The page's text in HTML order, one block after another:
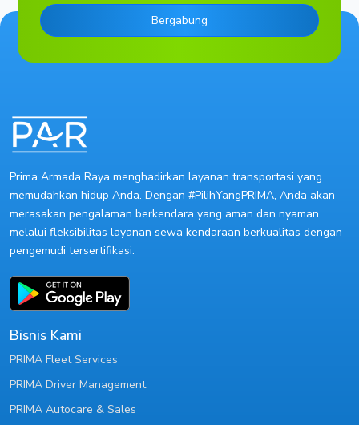
Bergabung
Prima Armada Raya menghadirkan layanan transportasi yang
memudahkan hidup Anda. Dengan #PilihYangPRIMA, Anda akan
merasakan pengalaman berkendara yang aman dan nyaman
melalui fleksibilitas layanan sewa kendaraan berkualitas dengan
pengemudi tersertifikasi.
Bisnis Kami
PRIMA Fleet Services
PRIMA Driver Management
PRIMA Autocare & Sales